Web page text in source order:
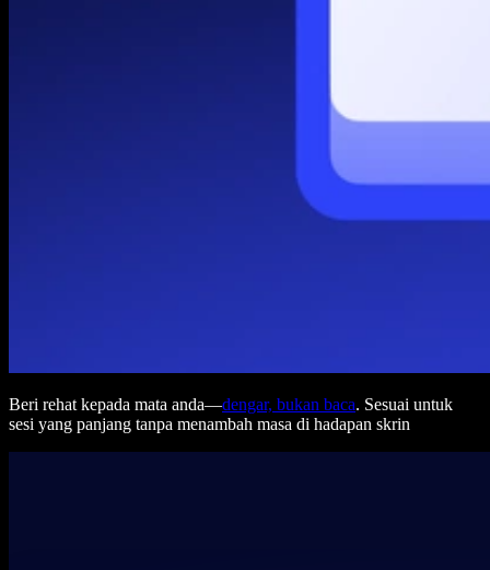
Beri rehat kepada mata anda—dengar, bukan baca. Sesuai untuk
sesi yang panjang tanpa menambah masa di hadapan skrin